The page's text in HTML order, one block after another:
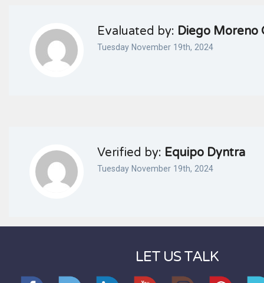
Evaluated by: Diego Moreno
Tuesday November 19th, 2024
Verified by: Equipo Dyntra
Tuesday November 19th, 2024
LET US TALK